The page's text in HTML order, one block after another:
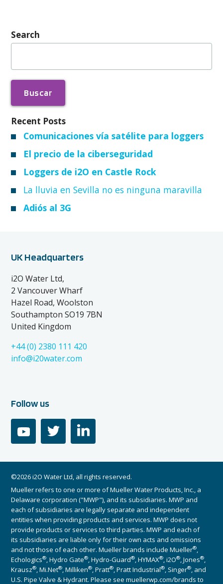
Search
Buscar:
Recent Posts
Comunicaciones vía satélite para loggers
El precio de la ciberseguridad
Loggers de i2O en Castle Rock
La lluvia en Sevilla no es ninguna maravilla
Adiós al 3G
UK Headquarters
i2O Water Ltd,
2 Vancouver Wharf
Hazel Road, Woolston
Southampton SO19 7BN
United Kingdom
+44 (0) 2380 111 420
info@i20water.com
Follow us
youtube linkedin
©2026 i2O Water Ltd, all rights reserved.
Mueller refers to one or more of Mueller Water Products, Inc., a
Delaware corporation ("MWP"), and its subsidiaries. MWP and
each of subsidiaries are legally separate and independent
entities when providing products and services. MWP does not
provide products or services to third parties. MWP and each of
its subsidiaries are liable only for their own acts and omissions
and not those of each other. Mueller brands include Mueller®,
Echologics®, Hydro Gate®, Hydro-Guard®, HYMAX®, i2O®, Jones®,
Krausz®, Mi.Net®, Milliken®, Pratt®, Pratt Industrial®, Singer®, and
U.S. Pipe Valve & Hydrant. Please see muellerwp.com/brands to